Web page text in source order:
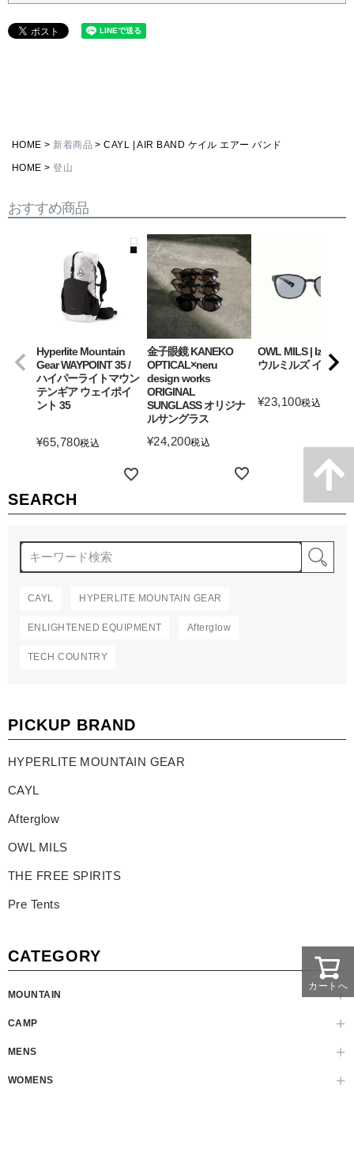
SEARCH
CAYL HYPERLITE MOUNTAIN GEAR
ENLIGHTENED EQUIPMENT Afterglow
TECH COUNTRY
PICKUP BRAND
HYPERLITE MOUNTAIN GEAR
CAYL
Afterglow
OWL MILS
THE FREE SPIRITS
Pre Tents
CATEGORY
MOUNTAIN
CAMP
MENS
WOMENS
HOME 新着商品 CAYL | AIR BAND ケイル エアー バンド
HOME 登山
おすすめ商品
Hyperlite Mountain
Gear WAYPOINT 35 /
ハイパーライトマウン
テンギア ウェイポイ
ント 35
¥65,780税込
金子眼鏡 KANEKO
OPTICAL×neru
design works
ORIGINAL
SUNGLASS オリジナ
ルサングラス
¥24,200税込
OWL MILS | Izanagi
ウルミルズ イザナギ
¥23,100税込
カートへ